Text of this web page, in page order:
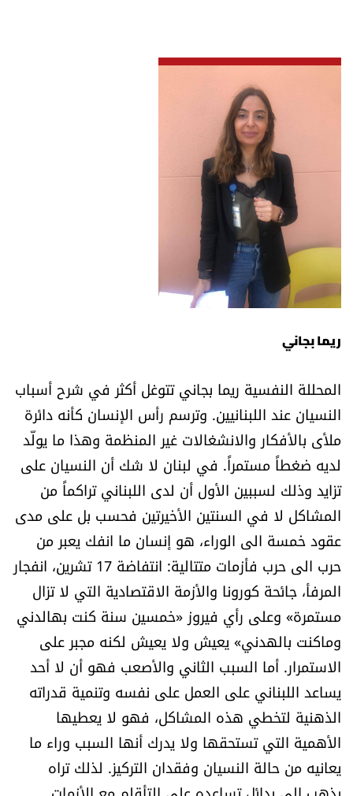
ريما بجاني
المحللة النفسية ريما بجاني تتوغل أكثر في شرح أسباب
النسيان عند اللبنانيين. وترسم رأس الإنسان كأنه دائرة
ملأى بالأفكار والانشغالات غير المنظمة وهذا ما يولّد
لديه ضغطاً مستمراً. في لبنان لا شك أن النسيان على
تزايد وذلك لسببين الأول أن لدى اللبناني تراكماً من
المشاكل لا في السنتين الأخيرتين فحسب بل على مدى
عقود خمسة الى الوراء، هو إنسان ما انفك يعبر من
حرب الى حرب فأزمات متتالية: انتفاضة 17 تشرين، انفجار
المرفأ، جائحة كورونا والأزمة الاقتصادية التي لا تزال
مستمرة» وعلى رأي فيروز «خمسين سنة كنت بهالدني
وماكنت بالهدني» يعيش ولا يعيش لكنه مجبر على
الاستمرار. أما السبب الثاني والأصعب فهو أن لا أحد
يساعد اللبناني على العمل على نفسه وتنمية قدراته
الذهنية لتخطي هذه المشاكل، فهو لا يعطيها
الأهمية التي تستحقها ولا يدرك أنها السبب وراء ما
يعانيه من حالة النسيان وفقدان التركيز. لذلك تراه